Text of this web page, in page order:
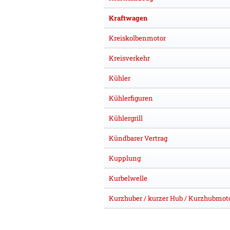
Kraftwagen
Kreiskolbenmotor
Kreisverkehr
Kühler
Kühlerfiguren
Kühlergrill
Kündbarer Vertrag
Kupplung
Kurbelwelle
Kurzhuber / kurzer Hub /